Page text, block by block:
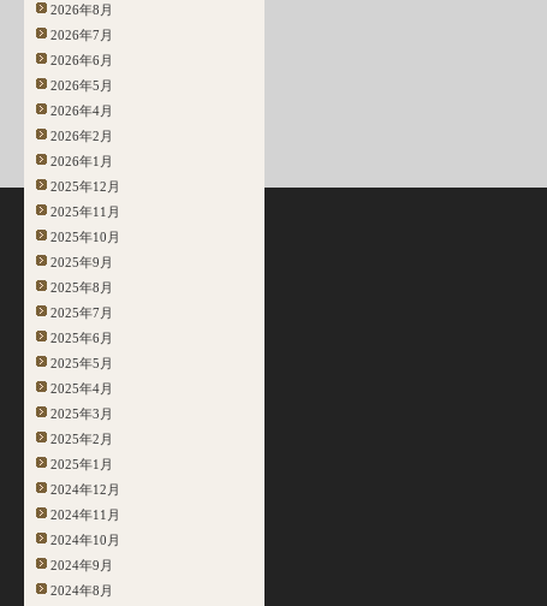
2026年8月
2026年7月
2026年6月
2026年5月
2026年4月
2026年2月
2026年1月
2025年12月
2025年11月
2025年10月
2025年9月
2025年8月
2025年7月
2025年6月
2025年5月
2025年4月
2025年3月
2025年2月
2025年1月
2024年12月
2024年11月
2024年10月
2024年9月
2024年8月